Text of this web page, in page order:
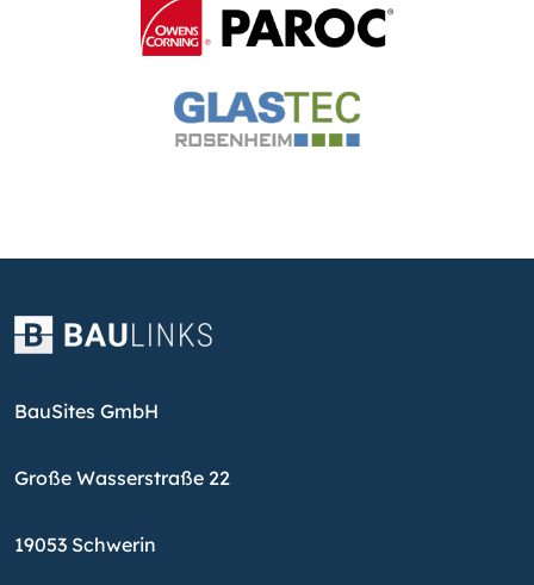
BauSites GmbH
Große Wasserstraße 22
19053 Schwerin